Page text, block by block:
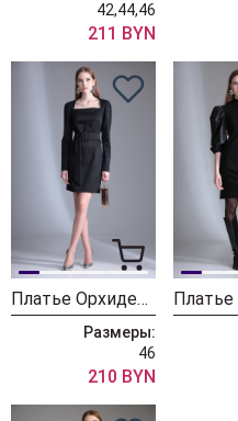
42,44,46
211 BYN
Платье ОрхидеяЛюкс 1140
Размеры:
46
210 BYN